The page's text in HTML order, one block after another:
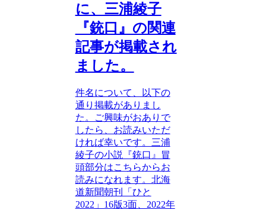
に、三浦綾子
『銃口』の関連
記事が掲載され
ました。
件名について、以下の
通り掲載がありまし
た。ご興味がおありで
したら、お読みいただ
ければ幸いです。三浦
綾子の小説『銃口』冒
頭部分はこちらからお
読みになれます。北海
道新聞朝刊「ひと
2022」16版3面、2022年